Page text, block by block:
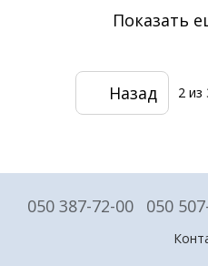
Показать
Назад 2из
050 387-72-00 050